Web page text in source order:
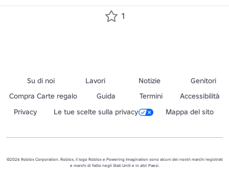
1
Su di noi Lavori Notizie
Genitori
Compra Carte regalo
Guida Termini
Accessibilità
Privacy
Le tue scelte sulla privacy Mappa del sito
©2026 Roblox Corporation. Roblox, il logo Roblox e Powering Imagination sono alcuni dei nostri marchi registrati
e marchi di fatto negli Stati Uniti e in altri Paesi.